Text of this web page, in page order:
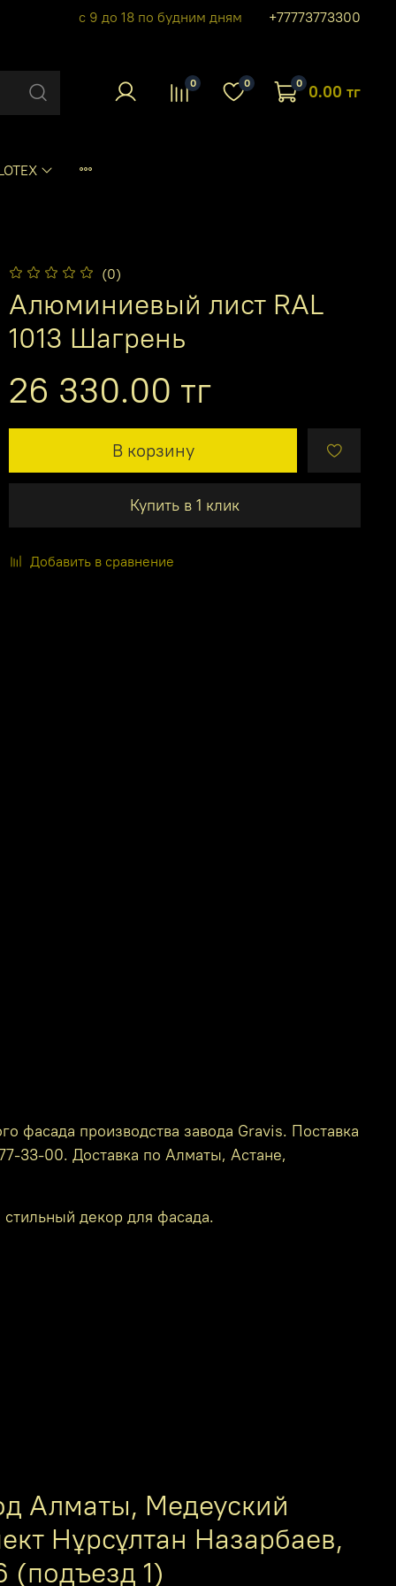
с 9 до 18 по будним дням +77773773300
0 0 0 0.00 тг
(0)
Алюминиевый лист RAL
1013 Шагрень
26 330.00 тг
В корзину
Купить в 1 клик
Добавить в сравнение
фасада производства завода Gravis. Поставка
33-00. Доставка по Алматы, Астане,
декор для фасада.
Алматы, Медеуский
Нұрсұлтан Назарбаев,
(подъезд 1)